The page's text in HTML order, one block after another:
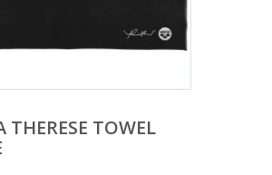
THERESE TOWEL